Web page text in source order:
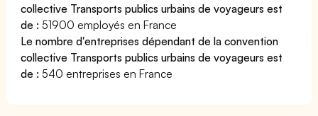
collective Transports publics urbains de voyageurs est
de : 51900 employés en France
Le nombre d'entreprises dépendant de la convention
collective Transports publics urbains de voyageurs est
de : 540 entreprises en France